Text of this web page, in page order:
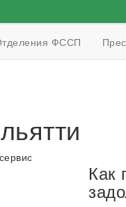
ФССП
Как